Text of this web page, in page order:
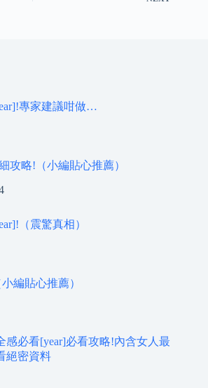
專家建議咁做…
攻略!（小編貼心推薦）
（震驚真相）
編貼心推薦）
感必看[year]必看攻略!內含女人最
絕密資料